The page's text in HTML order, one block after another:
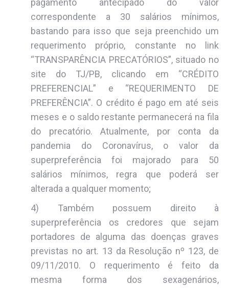
pagamento antecipado do valor
correspondente a 30 salários mínimos,
bastando para isso que seja preenchido um
requerimento próprio, constante no link
“TRANSPARÊNCIA PRECATÓRIOS”, situado no
site do TJ/PB, clicando em “CRÉDITO
PREFERENCIAL” e “REQUERIMENTO DE
PREFERÊNCIA”. O crédito é pago em até seis
meses e o saldo restante permanecerá na fila
do precatório. Atualmente, por conta da
pandemia do Coronavírus, o valor da
superpreferência foi majorado para 50
salários mínimos, regra que poderá ser
alterada a qualquer momento;
4) Também possuem direito à
superpreferência os credores que sejam
portadores de alguma das doenças graves
previstas no art. 13 da Resolução nº 123, de
09/11/2010. O requerimento é feito da
mesma forma dos sexagenários,